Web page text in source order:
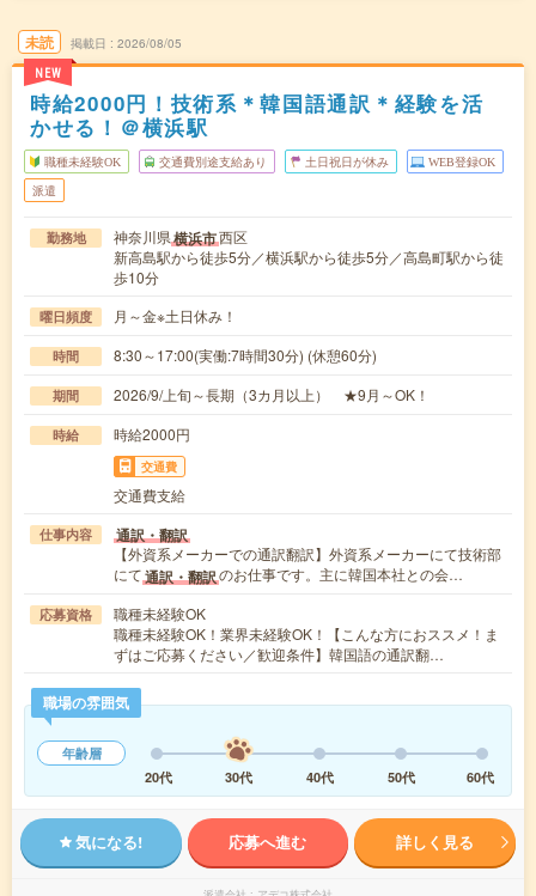
未読
NEW
掲載日 2026/08/05
時給2000円！技術系＊韓国語通訳＊経験を活
かせる！＠横浜駅
職種未経験OK 交通費別途支給あり 土日祝日が休み WEB登録OK
派遣
勤務地 神奈川県横浜市西区
新高島駅から徒歩5分／横浜駅から徒歩5分／高島町駅から徒
歩10分
曜日頻度 月～金※土日休み！
時間 8:30～17:00(実働:7時間30分) (休憩60分)
期間 2026/9/上旬～長期（3カ月以上） ★9月～OK！
時給 時給2000円
交通費
交通費支給
仕事内容 通訳・翻訳
【外資系メーカーでの通訳翻訳】外資系メーカーにて技術部
にて通訳・翻訳のお仕事です。主に韓国本社との会…
応募資格
職種未経験OK
職種未経験OK！業界未経験OK！【こんな方におススメ！ま
ずはご応募ください／歓迎条件】韓国語の通訳翻…
職場の雰囲気
年齢層
20代
30代 40代 50代 60代
気になる! 応募へ進む 詳しく見る